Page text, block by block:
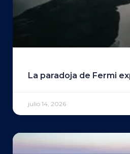
La paradoja de Fermi
julio 14, 2026